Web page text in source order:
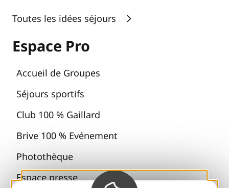
Toutes les idées séjours
Espace Pro
Accueil de Groupes
Séjours sportifs
Club 100 % Gaillard
Brive 100 % Evénement
Photothèque
Espace presse